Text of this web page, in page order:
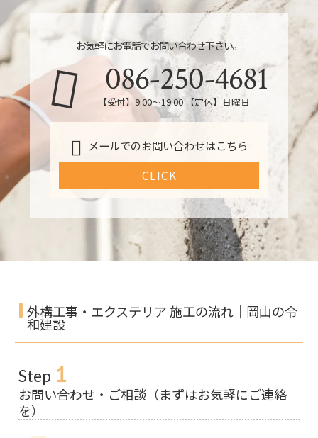
お気軽にお電話でお問い合わせ下さい。
086-250-4681
【受付】9:00〜19:00 【定休】日曜日
メールでのお問い合わせはこちら
CLICK
外構工事・エクステリア 施工の流れ｜岡山の令
和建設
Step 1
お問い合わせ・ご相談（まずはお気軽にご連絡
を）